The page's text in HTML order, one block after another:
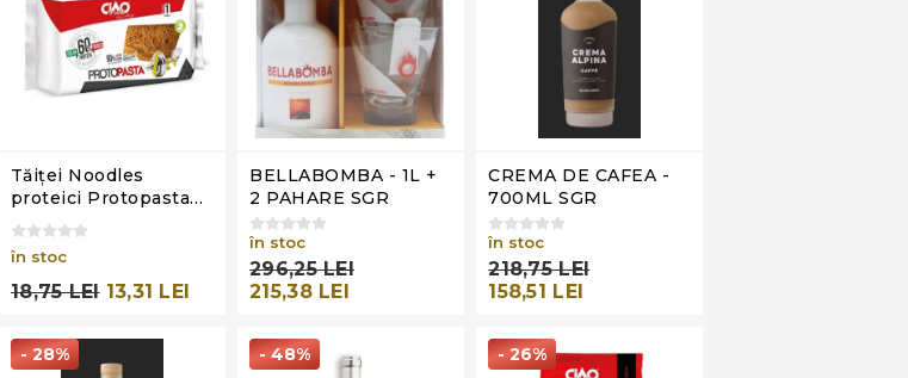
Tăiței Noodles
proteici Protopasta
Stage 1, Ciao Carb,
140g
în stoc
18,75 LEI 13,31 LEI
BELLABOMBA - 1L +
2 PAHARE SGR
în stoc
296,25 LEI
215,38 LEI
CREMA DE CAFEA -
700ML SGR
în stoc
218,75 LEI
158,51 LEI
- 28% - 48% - 26%